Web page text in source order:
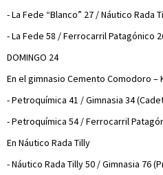
- La Fede “Blanco” 27 / Náutico Rada
- La Fede 58 / Ferrocarril Patagónico
DOMINGO 24
En el gimnasio Cemento Comodoro –
- Petroquímica 41 / Gimnasia 34
- Petroquímica 54 / Ferrocarril
En Náutico Rada Tilly
- Náutico Rada Tilly 50 / Gimnasia 76